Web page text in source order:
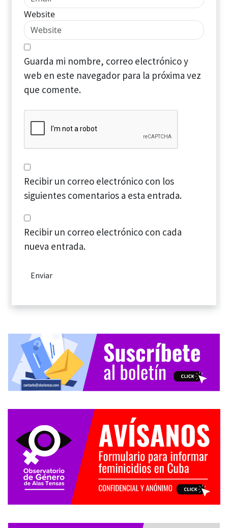
Website
Guarda mi nombre, correo electrónico y
web en este navegador para la próxima vez
que comente.
Recibir un correo electrónico con los
siguientes comentarios a esta entrada.
Recibir un correo electrónico con cada
nueva entrada.